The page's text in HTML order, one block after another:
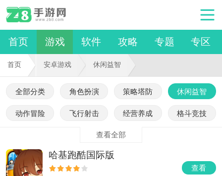
首页 游戏 软件 攻略 专题 专区
首页 安卓游戏 休闲益智
全部分类 角色扮演 策略塔防 休闲益智
动作冒险 飞行射击 经营养成 格斗竞技
查看全部
查看
哈基跑酷国际版